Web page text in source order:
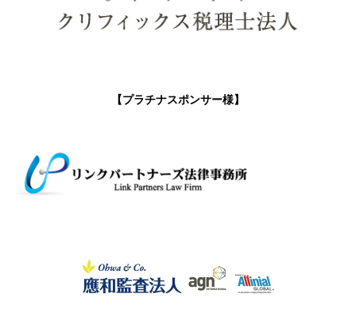
【プラチナスポンサー様】